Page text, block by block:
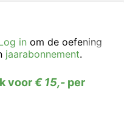
in om de oefening
jaarabonnement.
voor€ 15,- per